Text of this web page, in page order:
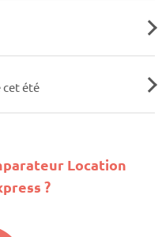
cet été
Location
?